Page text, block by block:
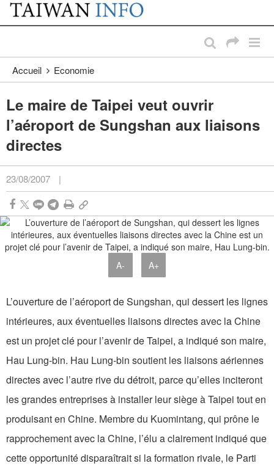
Passer au contenu principal
:::
Accueil Economie
Le maire de Taipei veut ouvrir
l’aéroport de Sungshan aux liaisons
directes
23/08/2007 |
A- A+
L’ouverture de l’aéroport de Sungshan, qui dessert les lignes
intérieures, aux éventuelles liaisons directes avec la Chine
est un projet clé pour l’avenir de Taipei, a indiqué son maire,
Hau Lung-bin. Hau Lung-bin soutient les liaisons aériennes
directes avec l’autre rive du détroit, parce qu’elles inciteront
les grandes entreprises à installer leur siège à Taipei tout en
produisant en Chine. Membre du Kuomintang, qui prône le
rapprochement avec la Chine, l’élu a clairement indiqué que
cette opportunité disparaîtrait si la formation rivale, le Parti